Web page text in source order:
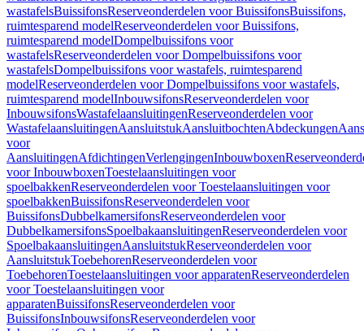
wastafelsBuissifonsReserveonderdelen voor BuissifonsBuissifons,
ruimtesparend modelReserveonderdelen voor Buissifons,
ruimtesparend modelDompelbuissifons voor
wastafelsReserveonderdelen voor Dompelbuissifons voor
wastafelsDompelbuissifons voor wastafels, ruimtesparend
modelReserveonderdelen voor Dompelbuissifons voor wastafels,
ruimtesparend modelInbouwsifonsReserveonderdelen voor
InbouwsifonsWastafelaansluitingenReserveonderdelen voor
WastafelaansluitingenAansluitstukAansluitbochtenAbdeckungen
voor
AansluitingenAfdichtingenVerlengingenInbouwboxen
voor InbouwboxenToestelaansluitingen voor
spoelbakkenReserveonderdelen voor Toestelaansluitingen voor
spoelbakkenBuissifonsReserveonderdelen voor
BuissifonsDubbelkamersifonsReserveonderdelen voor
DubbelkamersifonsSpoelbakaansluitingenReserveonderdelen voor
SpoelbakaansluitingenAansluitstukReserveonderdelen voor
AansluitstukToebehorenReserveonderdelen voor
ToebehorenToestelaansluitingen voor apparatenReserveonderdelen
voor Toestelaansluitingen voor
apparatenBuissifonsReserveonderdelen voor
BuissifonsInbouwsifonsReserveonderdelen voor